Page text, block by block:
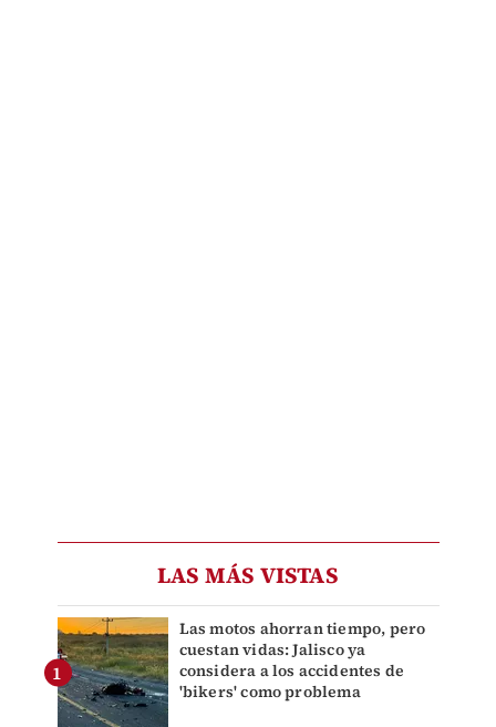
LAS MÁS VISTAS
Las motos ahorran tiempo, pero
cuestan vidas: Jalisco ya
considera a los accidentes de
'bikers' como problema